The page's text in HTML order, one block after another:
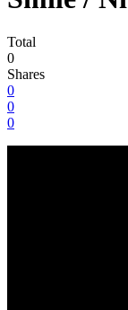
Total
0
Shares
0
0
0